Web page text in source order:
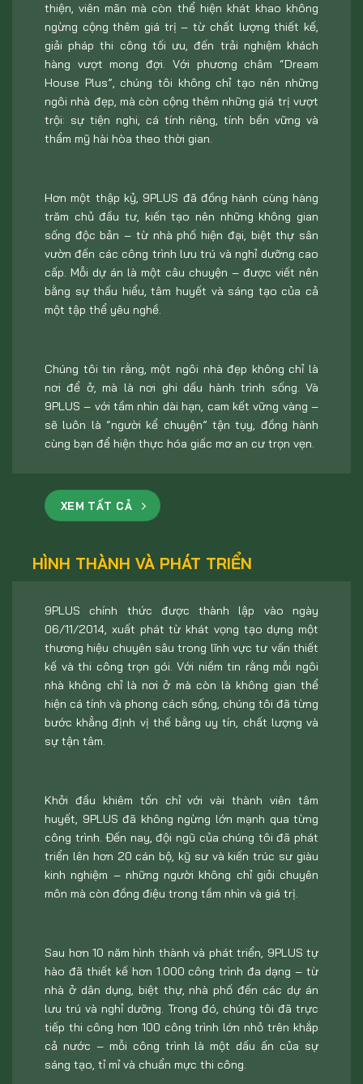
thiện, viên mãn mà còn thể hiện khát khao không
ngừng cộng thêm giá trị – từ chất lượng thiết kế,
giải pháp thi công tối ưu, đến trải nghiệm khách
hàng vượt mong đợi. Với phương châm “Dream
House Plus”, chúng tôi không chỉ tạo nên những
ngôi nhà đẹp, mà còn cộng thêm những giá trị vượt
trội: sự tiện nghi, cá tính riêng, tính bền vững và
thẩm mỹ hài hòa theo thời gian.
Hơn một thập kỷ, 9PLUS đã đồng hành cùng hàng
trăm chủ đầu tư, kiến tạo nên những không gian
sống độc bản – từ nhà phố hiện đại, biệt thự sân
vườn đến các công trình lưu trú và nghỉ dưỡng cao
cấp. Mỗi dự án là một câu chuyện – được viết nên
bằng sự thấu hiểu, tâm huyết và sáng tạo của cả
một tập thể yêu nghề.
Chúng tôi tin rằng, một ngôi nhà đẹp không chỉ là
nơi để ở, mà là nơi ghi dấu hành trình sống. Và
9PLUS – với tầm nhìn dài hạn, cam kết vững vàng –
sẽ luôn là “người kể chuyện” tận tụy, đồng hành
cùng bạn để hiện thực hóa giấc mơ an cư trọn vẹn.
XEM TẤT CẢ
HÌNH THÀNH VÀ PHÁT TRIỂN
9PLUS chính thức được thành lập vào ngày
06/11/2014, xuất phát từ khát vọng tạo dựng một
thương hiệu chuyên sâu trong lĩnh vực tư vấn thiết
kế và thi công trọn gói. Với niềm tin rằng mỗi ngôi
nhà không chỉ là nơi ở mà còn là không gian thể
hiện cá tính và phong cách sống, chúng tôi đã từng
bước khẳng định vị thế bằng uy tín, chất lượng và
sự tận tâm.
Khởi đầu khiêm tốn chỉ với vài thành viên tâm
huyết, 9PLUS đã không ngừng lớn mạnh qua từng
công trình. Đến nay, đội ngũ của chúng tôi đã phát
triển lên hơn 20 cán bộ, kỹ sư và kiến trúc sư giàu
kinh nghiệm – những người không chỉ giỏi chuyên
môn mà còn đồng điệu trong tầm nhìn và giá trị.
Sau hơn 10 năm hình thành và phát triển, 9PLUS tự
hào đã thiết kế hơn 1.000 công trình đa dạng – từ
nhà ở dân dụng, biệt thự, nhà phố đến các dự án
lưu trú và nghỉ dưỡng. Trong đó, chúng tôi đã trực
tiếp thi công hơn 100 công trình lớn nhỏ trên khắp
cả nước – mỗi công trình là một dấu ấn của sự
sáng tạo, tỉ mỉ và chuẩn mực thi công.